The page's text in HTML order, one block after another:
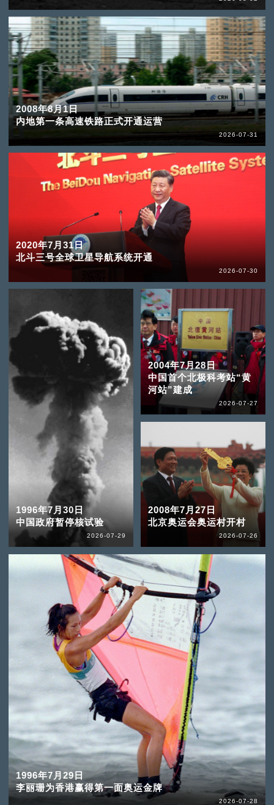
2008年8月1日
内地第一条高速铁路正式开通运营
2026-07-31
2020年7月31日
北斗三号全球卫星导航系统开通
2026-07-30
1996年7月30日
中国政府暂停核试验
2026-07-29
1996年7月29日
李丽珊为香港赢得第一面奥运金牌
2026-07-28
2004年7月28日
中国首个北极科考站“黄
河站”建成
2026-07-27
2008年7月27日
北京奥运会奥运村开村
2026-07-26